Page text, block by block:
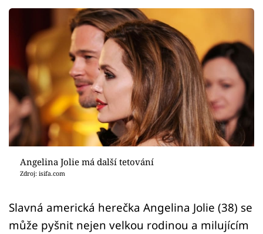
Showbyznys
Youtubeři
Virály
Sex a vztahy
Videa
Sledujte prima+
Přihlášení
Angelina Jolie má další tetování
Zdroj: isifa.com
Slavná americká herečka Angelina Jolie (38) se
může pyšnit nejen velkou rodinou a milujícím